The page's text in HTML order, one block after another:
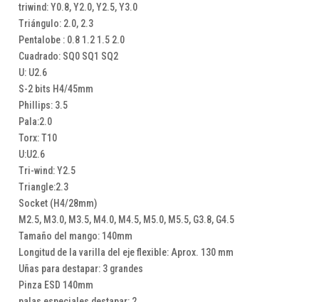
triwind: Y0.8, Y2.0, Y2.5, Y3.0
Triángulo: 2.0, 2.3
Pentalobe : 0.8 1.2 1.5 2.0
Cuadrado: SQ0 SQ1 SQ2
U: U2.6
S-2 bits H4/45mm
Phillips: 3.5
Pala:2.0
Torx: T10
U:U2.6
Tri-wind: Y2.5
Triangle:2.3
Socket (H4/28mm)
M2.5, M3.0, M3.5, M4.0, M4.5, M5.0, M5.5, G3.8, G4.5
Tamaño del mango: 140mm
Longitud de la varilla del eje flexible: Aprox. 130 mm
Uñas para destapar: 3 grandes
Pinza ESD 140mm